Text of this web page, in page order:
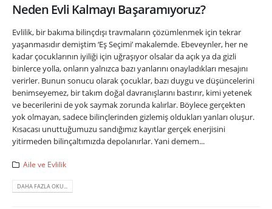
Neden Evli Kalmayı Başaramıyoruz?
Evlilik, bir bakıma bilinçdışı travmaların çözümlenmek için tekrar
yaşanmasıdır demiştim ‘Eş Seçimi’ makalemde. Ebeveynler, her ne
kadar çocuklarının iyiliği için uğraşıyor olsalar da açık ya da gizli
binlerce yolla, onların yalnızca bazı yanlarını onayladıkları mesajını
verirler. Bunun sonucu olarak çocuklar, bazı duygu ve düşüncelerini
benimseyemez, bir takım doğal davranışlarını bastırır, kimi yetenek
ve becerilerini de yok saymak zorunda kalırlar. Böylece gerçekten
yok olmayan, sadece bilinçlerinden gizlemiş oldukları yanları oluşur.
Kısacası unuttuğumuzu sandığımız kayıtlar gerçek enerjisini
yitirmeden bilinçaltımızda depolanırlar. Yani demem...
Aile ve Evlilik
DAHA FAZLA OKU...